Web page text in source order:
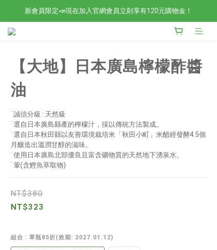
檢驗合格的歐洲好油現在任選2入88折4入85折！
新會員限定📣現在加入官網會員立刻享有120元購物金！
檢驗合格的歐洲好油現在任選2入88折4入85折！
【大地】日本廣島檸檬酢醬
油
˙ 誠信分級 : 天然級
˙ 選自日本廣島縣產的檸檬汁，採以傳統方法製成。
˙ 選自日本秋田縣以友善環境栽培米「秋田小町」米醋經發酵4.5個
月釀造出溫潤甘醇的滋味。
˙ 使用日本廣島北部優良且富含礦物質的天然地下湧泉水。
˙ 葷(含鰹魚萃取物)
NT$380
NT$323
組合 : 單瓶85折(效期: 2027.01.12)